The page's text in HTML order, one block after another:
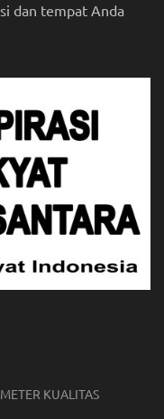
dan tempat Anda
KUALITAS